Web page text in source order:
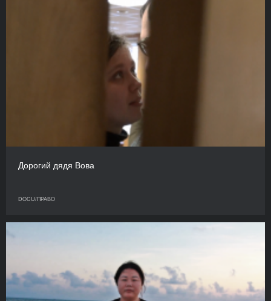
Дорогий дядя Вова
DOCU/ПРАВО